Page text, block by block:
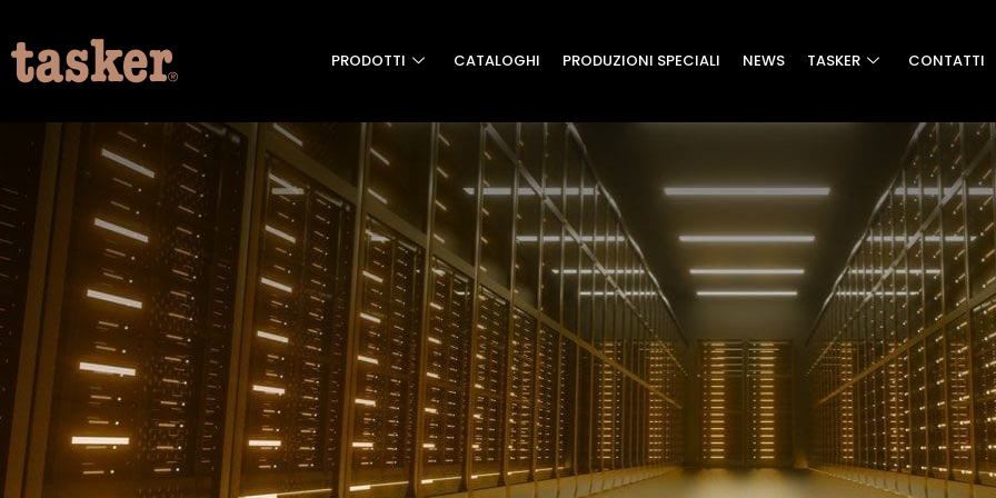
PRODOTTI CATALOGHI PRODUZIONI SPECIALI NEWS TASKER CONTATTI